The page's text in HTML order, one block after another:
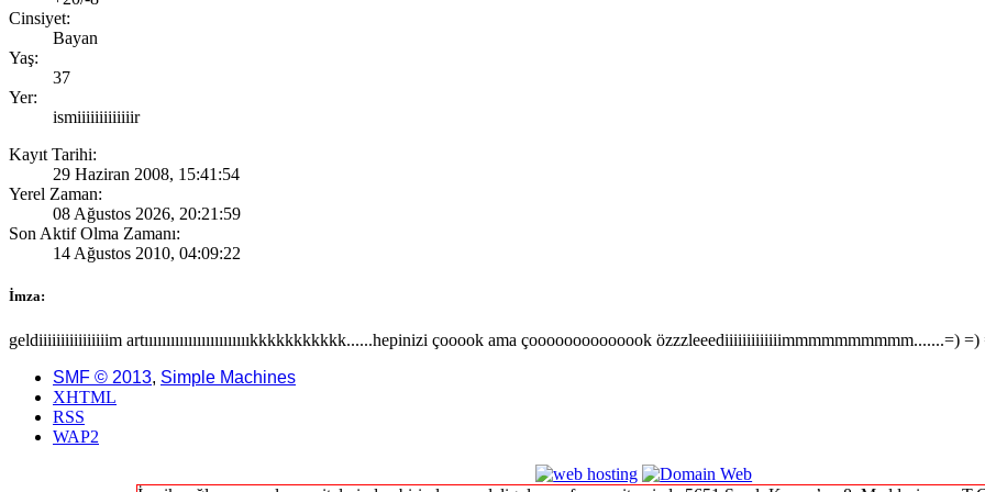
Cinsiyet:
Bayan
Yaş:
37
Yer:
ismiiiiiiiiiiiiir
Kayıt Tarihi:
29 Haziran 2008, 15:41:54
Yerel Zaman:
08 Ağustos 2026, 20:21:59
Son Aktif Olma Zamanı:
14 Ağustos 2010, 04:09:22
İmza:
geldiiiiiiiiiiiiiiiim artııııııııııııııııııııııııkkkkkkkkkkk......hepinizi çooook ama çoooooooooooook özzzleeediiiiiiiiiiiiimmmmmmmmmm.......=) =)
SMF © 2013, Simple Machines
XHTML
RSS
WAP2